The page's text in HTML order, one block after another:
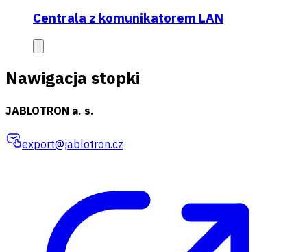
Centrala z komunikatorem LAN
Nawigacja stopki
JABLOTRON a. s.
export@jablotron.cz